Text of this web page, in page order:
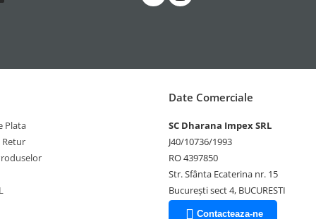
Plata
Retur
Date Comerciale
SC Dharana Impex SRL
J40/10736/1993
RO 4397850
Str. Sfânta Ecaterina nr. 15
București sect 4, BUCURESTI
Contacteaza-ne